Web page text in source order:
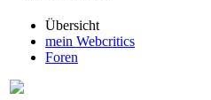
Übersicht
mein Webcritics
Foren